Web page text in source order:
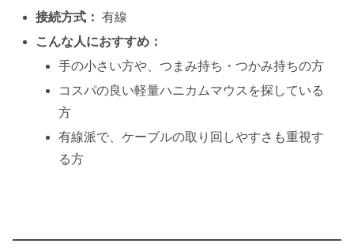
接続方式： 有線
こんな人におすすめ：
手の小さい方や、つまみ持ち・つかみ持ちの方
コスパの良い軽量ハニカムマウスを探している
方
有線派で、ケーブルの取り回しやすさも重視す
る方